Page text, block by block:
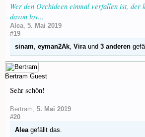
Wer den Orchideen einmal verfallen ist, der
davon los...
Alea, 5. Mai 2019
#19
sinam, eyman2Ak, Viraund 3 anderen
Bertram Guest
Sehr schön!
Bertram, 5. Mai 2019
#20
Aleagefällt das.